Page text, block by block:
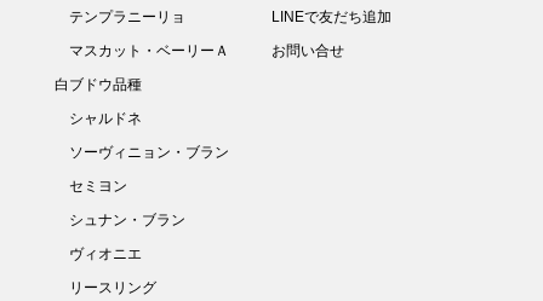
テンプラニーリョ
マスカット・ベーリーＡ
白ブドウ品種
シャルドネ
ソーヴィニョン・ブラン
セミヨン
シュナン・ブラン
ヴィオニエ
リースリング
LINEで友だち追加
お問い合せ